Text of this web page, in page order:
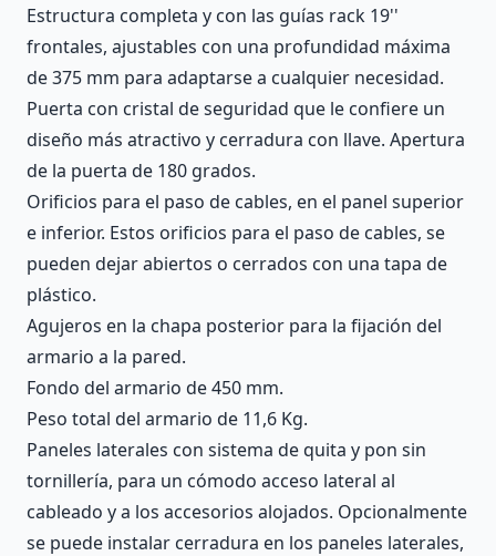
Estructura completa y con las guías rack 19''
frontales, ajustables con una profundidad máxima
de 375 mm para adaptarse a cualquier necesidad.
Puerta con cristal de seguridad que le confiere un
diseño más atractivo y cerradura con llave. Apertura
de la puerta de 180 grados.
Orificios para el paso de cables, en el panel superior
e inferior. Estos orificios para el paso de cables, se
pueden dejar abiertos o cerrados con una tapa de
plástico.
Agujeros en la chapa posterior para la fijación del
armario a la pared.
Fondo del armario de 450 mm.
Peso total del armario de 11,6 Kg.
Paneles laterales con sistema de quita y pon sin
tornillería, para un cómodo acceso lateral al
cableado y a los accesorios alojados. Opcionalmente
se puede instalar cerradura en los paneles laterales,